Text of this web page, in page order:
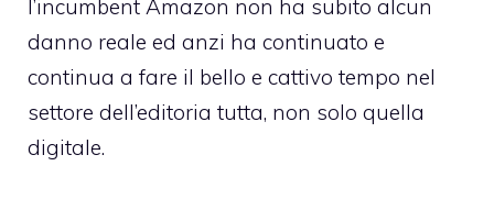
l’incumbent Amazon non ha subito alcun
danno reale ed anzi ha continuato e
continua a fare il bello e cattivo tempo nel
settore dell’editoria tutta, non solo quella
digitale.